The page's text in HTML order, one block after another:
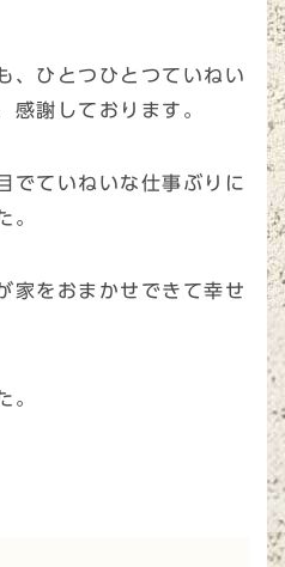
、ひとつひとつていねい
感謝しております。
でていねいな仕事ぶりに
。
家をおまかせできて幸せ
。